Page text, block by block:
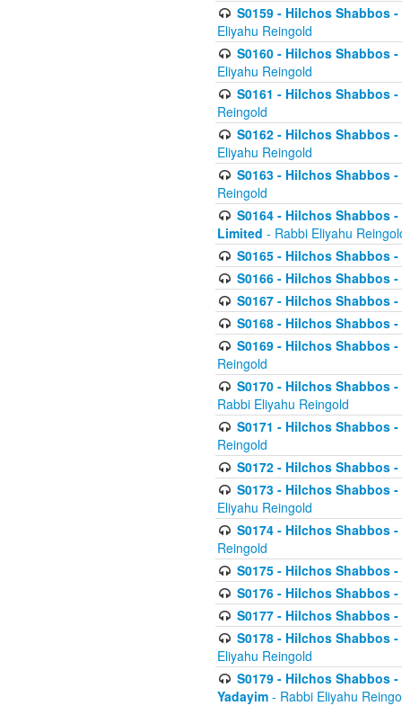
S0159 - Hilchos Shabbos
Eliyahu Reingold
S0160 - Hilchos Shabbos
Eliyahu Reingold
S0161 - Hilchos Shabbos
Reingold
S0162 - Hilchos Shabbos
Eliyahu Reingold
S0163 - Hilchos Shabbos
Reingold
S0164 - Hilchos Shabbos
Limited - Rabbi Eliyahu
S0165 - Hilchos Shabbos
S0166 - Hilchos Shabbos
S0167 - Hilchos Shabbos
S0168 - Hilchos Shabbos
S0169 - Hilchos Shabbos
Reingold
S0170 - Hilchos Shabbos
Rabbi Eliyahu Reingold
S0171 - Hilchos Shabbos
Reingold
S0172 - Hilchos Shabbos
S0173 - Hilchos Shabbos
Eliyahu Reingold
S0174 - Hilchos Shabbos
Reingold
S0175 - Hilchos Shabbos
S0176 - Hilchos Shabbos
S0177 - Hilchos Shabbos
S0178 - Hilchos Shabbos
Eliyahu Reingold
S0179 - Hilchos Shabbos
Yadayim - Rabbi Eliyahu